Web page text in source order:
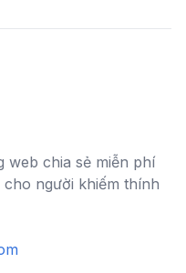
web chia sẻ miễn phí
người khiếm thính